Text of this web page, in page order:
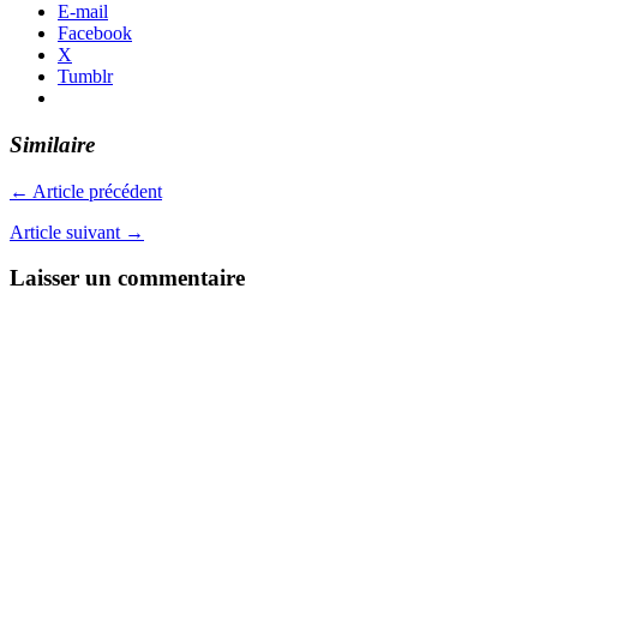
E-mail
Facebook
X
Tumblr
Similaire
← Article précédent
Article suivant →
Laisser un commentaire